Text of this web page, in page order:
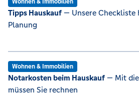
Tipps Hauskauf — Unsere
Planung
Wohnen & Immobilien
Notarkosten beim Hauskauf — Mit
müssen Sie rechnen